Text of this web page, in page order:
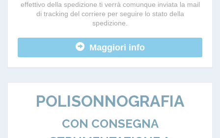
effettivo della spedizione ti verrà comunque inviata la mail
di tracking del corriere per seguire lo stato della
spedizione.
Maggiori info
POLISONNOGRAFIA
CON CONSEGNA